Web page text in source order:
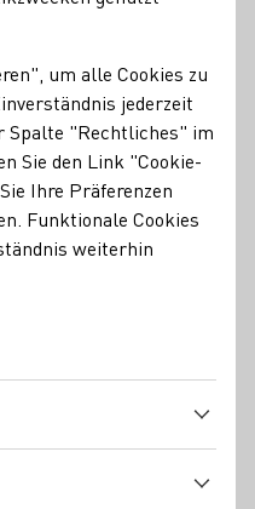
ohne Männer. Shoppe
@zauberhafteMode und
und sichere Dir
vom Hermannswald
Gestecke,
ein.
startet dann die
große Shopping
um alle Cookies zu
jederzeit
Spalte "Rechtliches" im
Sie den Link "Cookie-
Ihre Präferenzen
Funktionale Cookies
weiterhin